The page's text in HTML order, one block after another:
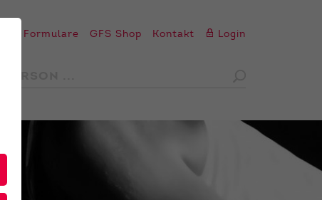
Formulare GFS Shop Kontakt Login